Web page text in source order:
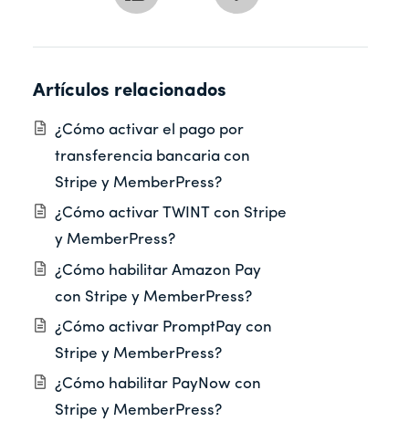
Artículos relacionados
¿Cómo activar el pago por
transferencia bancaria con
Stripe y MemberPress?
¿Cómo activar TWINT con Stripe
y MemberPress?
¿Cómo habilitar Amazon Pay
con Stripe y MemberPress?
¿Cómo activar PromptPay con
Stripe y MemberPress?
¿Cómo habilitar PayNow con
Stripe y MemberPress?